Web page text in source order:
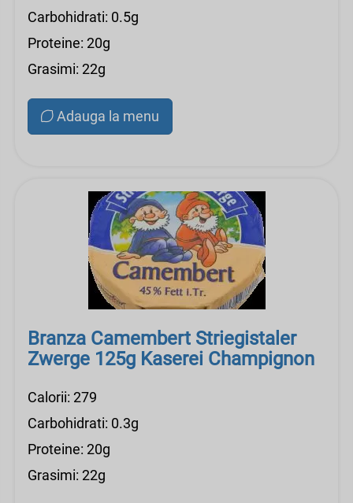
Carbohidrati: 0.5g
Proteine: 20g
Grasimi: 22g
Adauga la menu
Branza Camembert Striegistaler
Zwerge 125g Kaserei Champignon
Calorii: 279
Carbohidrati: 0.3g
Proteine: 20g
Grasimi: 22g